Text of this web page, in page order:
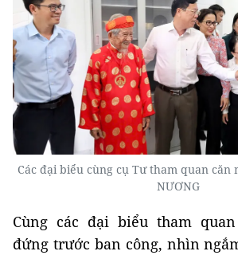
Các đại biểu cùng cụ Tư tham quan căn
NƯƠNG
Cùng các đại biểu tham
đứng trước ban công, nhìn